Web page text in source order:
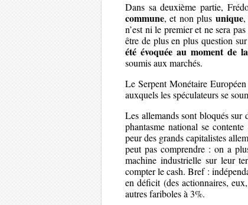
Dans sa deuxième partie,
commune, et non plus unique,
n’est ni le premier et ne sera
être de plus en plus question
été évoquée au moment de
soumis aux marchés.
Le Serpent Monétaire
auxquels les spéculateurs se
Les allemands sont bloqués sur
phantasme national se
peur des grands capitalistes
peut pas comprendre : on a
machine industrielle sur leur
compter le cash. Bref :
en déficit (des actionnaires,
autres fariboles à 3%.